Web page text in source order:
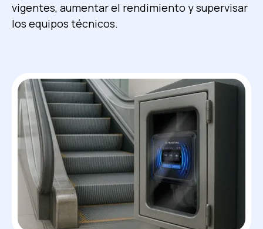
vigentes, aumentar el rendimiento y supervisar
los equipos técnicos.